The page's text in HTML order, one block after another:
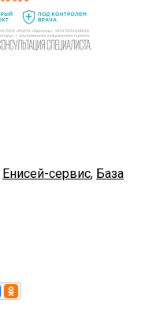
Енисей-сервис, База